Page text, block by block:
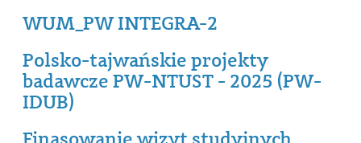
WUM_PW INTEGRA-2
Polsko-tajwańskie projekty
badawcze PW-NTUST - 2025 (PW-
IDUB)